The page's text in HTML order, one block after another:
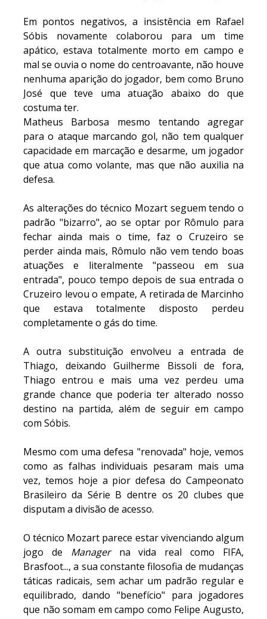
Em pontos negativos, a insistência em Rafael
Sóbis novamente colaborou para um time
apático, estava totalmente morto em campo e
mal se ouvia o nome do centroavante, não houve
nenhuma aparição do jogador, bem como Bruno
José que teve uma atuação abaixo do que
costuma ter.
Matheus Barbosa mesmo tentando agregar
para o ataque marcando gol, não tem qualquer
capacidade em marcação e desarme, um jogador
que atua como volante, mas que não auxilia na
defesa.
As alterações do técnico Mozart seguem tendo o
padrão "bizarro", ao se optar por Rômulo para
fechar ainda mais o time, faz o Cruzeiro se
perder ainda mais, Rômulo não vem tendo boas
atuações e literalmente "passeou em sua
entrada", pouco tempo depois de sua entrada o
Cruzeiro levou o empate, A retirada de Marcinho
que estava totalmente disposto perdeu
completamente o gás do time.
A outra substituição envolveu a entrada de
Thiago, deixando Guilherme Bissoli de fora,
Thiago entrou e mais uma vez perdeu uma
grande chance que poderia ter alterado nosso
destino na partida, além de seguir em campo
com Sóbis.
Mesmo com uma defesa "renovada" hoje, vemos
como as falhas individuais pesaram mais uma
vez, temos hoje a pior defesa do Campeonato
Brasileiro da Série B dentre os 20 clubes que
disputam a divisão de acesso.
O técnico Mozart parece estar vivenciando algum
jogo de Managerna vida real como FIFA,
Brasfoot..., a sua constante filosofia de mudanças
táticas radicais, sem achar um padrão regular e
equilibrado, dando "benefício" para jogadores
que não somam em campo como Felipe Augusto,